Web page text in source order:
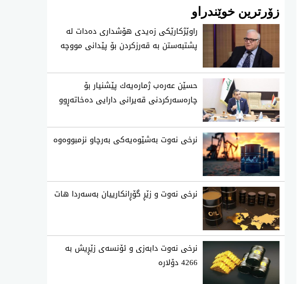
زۆرترین خوێندراو
راوێژكارێكی زه‌یدی‌ هۆشداری ده‌دات له‌
پشتبه‌ستن به‌ قه‌رزكردن بۆ پێدانی مووچه‌
حسێن عه‌ره‌ب ژماره‌یه‌ك پێشنیار بۆ
چاره‌سه‌ركردنی‌ قه‌یرانی‌ دارایی ده‌خاته‌ڕوو
نرخی‌ نه‌وت به‌شێوه‌یه‌كی‌ به‌رچاو نزمبووه‌وه‌
نرخی نه‌وت و زێڕ گۆڕانكارییان به‌سه‌ردا هات
نرخی نەوت دابەزی و ئۆنسەی زێڕیش بە
4266 دۆلارە